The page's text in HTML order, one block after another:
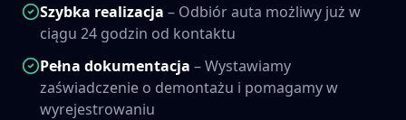
Szybka realizacja – Odbiór auta możliwy już w
ciągu 24 godzin od kontaktu
Pełna dokumentacja – Wystawiamy
zaświadczenie o demontażu i pomagamy w
wyrejestrowaniu